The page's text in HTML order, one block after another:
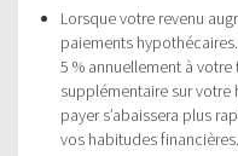
Lorsque votre revenu
paiements
5 % annuellement à
supplémentaire sur
payer s’abaissera plus
vos habitudes financières.